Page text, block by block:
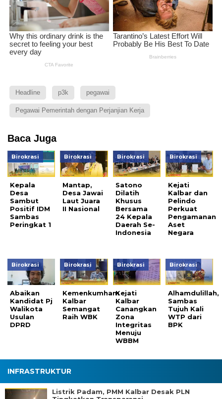
Headline p3k pegawai
Pegawai Pemerintah dengan Perjanjian Kerja
Baca Juga
Birokrasi
Kepala
Desa
Sambut
Positif IDM
Sambas
Peringkat 1
Birokrasi
Mantap,
Desa Jawai
Laut Juara
II Nasional
Birokrasi
Satono
Dilatih
Khusus
Bersama
24 Kepala
Daerah Se-
Indonesia
Birokrasi
Kejati
Kalbar dan
Pelindo
Perkuat
Pengamanan
Aset
Negara
Birokrasi
Abaikan
Kandidat Pj
Walikota
Usulan
DPRD
Birokrasi
Kemenkumham
Kalbar
Semangat
Raih WBK
Birokrasi
Kejati
Kalbar
Canangkan
Zona
Integritas
Menuju
WBBM
Birokrasi
Alhamdulillah,
Sambas
Tujuh Kali
WTP dari
BPK
INFRASTRUKTUR
Listrik Padam, PMM Kalbar Desak PLN